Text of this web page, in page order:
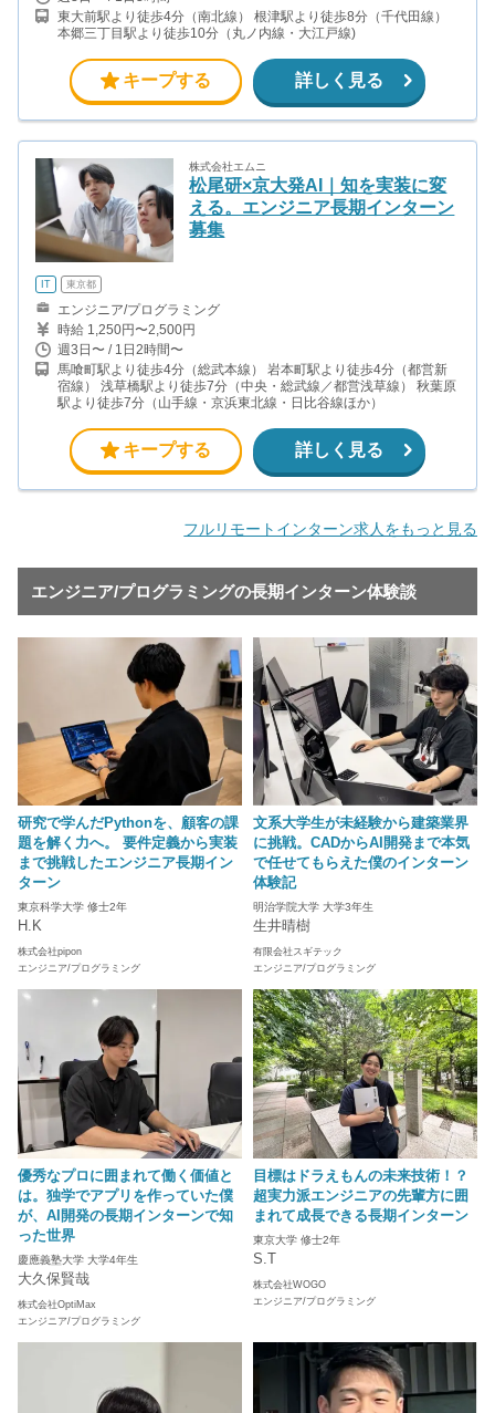
東大前駅より徒歩4分（南北線） 根津駅より徒歩8分（千代田線）
本郷三丁目駅より徒歩10分（丸ノ内線・大江戸線)
キープする 詳しく見る
株式会社エムニ
松尾研×京大発AI｜知を実装に変
える。エンジニア長期インターン
募集
IT 東京都
エンジニア/プログラミング
時給 1,250円〜2,500円
週3日〜 / 1日2時間〜
馬喰町駅より徒歩4分（総武本線） 岩本町駅より徒歩4分（都営新
宿線） 浅草橋駅より徒歩7分（中央・総武線／都営浅草線） 秋葉原
駅より徒歩7分（山手線・京浜東北線・日比谷線ほか）
キープする 詳しく見る
フルリモートインターン求人をもっと見る
エンジニア/プログラミングの長期インターン体験談
研究で学んだPythonを、顧客の課
題を解く力へ。 要件定義から実装
まで挑戦したエンジニア長期イン
ターン
東京科学大学 修士2年
H.K
株式会社pipon
エンジニア/プログラミング
文系大学生が未経験から建築業界
に挑戦。CADからAI開発まで本気
で任せてもらえた僕のインターン
体験記
明治学院大学 大学3年生
生井晴樹
有限会社スギテック
エンジニア/プログラミング
優秀なプロに囲まれて働く価値と
は。独学でアプリを作っていた僕
が、AI開発の長期インターンで知
った世界
慶應義塾大学 大学4年生
大久保賢哉
株式会社OptiMax
エンジニア/プログラミング
目標はドラえもんの未来技術！？
超実力派エンジニアの先輩方に囲
まれて成長できる長期インターン
東京大学 修士2年
S.T
株式会社WOGO
エンジニア/プログラミング